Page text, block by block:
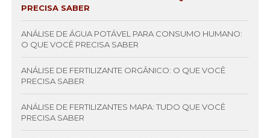
PRECISA SABER
ANÁLISE DE ÁGUA POTÁVEL PARA CONSUMO HUMANO:
O QUE VOCÊ PRECISA SABER
ANÁLISE DE FERTILIZANTE ORGÂNICO: O QUE VOCÊ
PRECISA SABER
ANÁLISE DE FERTILIZANTES MAPA: TUDO QUE VOCÊ
PRECISA SABER